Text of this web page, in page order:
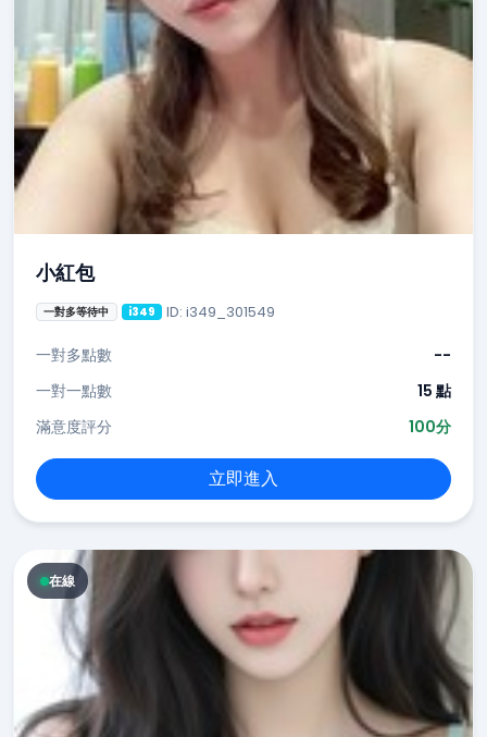
小紅包
一對多等待中 i349 ID: i349_301549
一對多點數
--
一對一點數
15 點
滿意度評分
100分
立即進入
在線